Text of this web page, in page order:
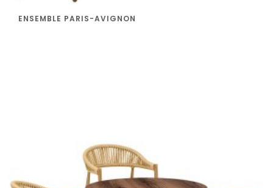
ENSEMBLE PARIS-AVIGNON